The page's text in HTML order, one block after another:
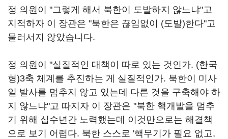
정 의원이 "그렇게 해서 북한이 도발하지 않느냐"고
지적하자 이 장관은 "북한은 끊임없이 (도발)한다"고
물러서지 않았습니다.
정 의원이 "실질적인 대책이 따로 있는 것인가. (한국
형)3축 체계를 추진하는 게 실질적인가. 북한이 미사
일 발사를 멈추지 않고 있는데 다른 것을 구축해야 하
지 않느냐"고 따지자 이 장관은 "북한 핵개발을 멈추
기 위해 십수년간 노력했는데 이것만으로는 해결책
으로 보기 어렵다. 북한 스스로 '핵무기가 필요 없고,